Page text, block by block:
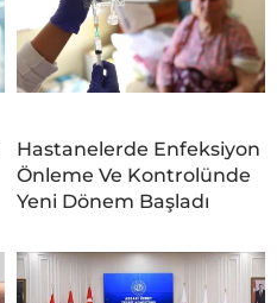
Hastanelerde Enfeksiyon
Önleme Ve Kontrolünde
Yeni Dönem Başladı